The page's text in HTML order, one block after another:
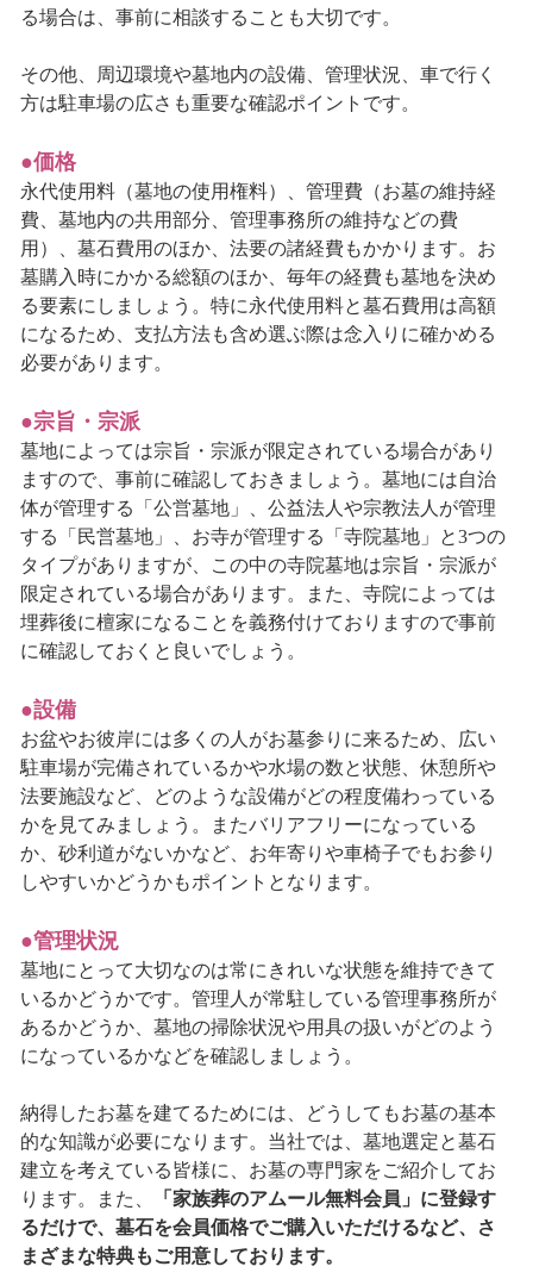
る場合は、事前に相談することも大切です。
その他、周辺環境や墓地内の設備、管理状況、車で行く
方は駐車場の広さも重要な確認ポイントです。
●価格
永代使用料（墓地の使用権料）、管理費（お墓の維持経
費、墓地内の共用部分、管理事務所の維持などの費
用）、墓石費用のほか、法要の諸経費もかかります。お
墓購入時にかかる総額のほか、毎年の経費も墓地を決め
る要素にしましょう。特に永代使用料と墓石費用は高額
になるため、支払方法も含め選ぶ際は念入りに確かめる
必要があります。
●宗旨・宗派
墓地によっては宗旨・宗派が限定されている場合があり
ますので、事前に確認しておきましょう。墓地には自治
体が管理する「公営墓地」、公益法人や宗教法人が管理
する「民営墓地」、お寺が管理する「寺院墓地」と3つの
タイプがありますが、この中の寺院墓地は宗旨・宗派が
限定されている場合があります。また、寺院によっては
埋葬後に檀家になることを義務付けておりますので事前
に確認しておくと良いでしょう。
●設備
お盆やお彼岸には多くの人がお墓参りに来るため、広い
駐車場が完備されているかや水場の数と状態、休憩所や
法要施設など、どのような設備がどの程度備わっている
かを見てみましょう。またバリアフリーになっている
か、砂利道がないかなど、お年寄りや車椅子でもお参り
しやすいかどうかもポイントとなります。
●管理状況
墓地にとって大切なのは常にきれいな状態を維持できて
いるかどうかです。管理人が常駐している管理事務所が
あるかどうか、墓地の掃除状況や用具の扱いがどのよう
になっているかなどを確認しましょう。
納得したお墓を建てるためには、どうしてもお墓の基本
的な知識が必要になります。当社では、墓地選定と墓石
建立を考えている皆様に、お墓の専門家をご紹介してお
ります。また、
「家族葬のアムール無料会員」に登録す
るだけで、墓石を会員価格でご購入いただけるなど、さ
まざまな特典もご用意しております。